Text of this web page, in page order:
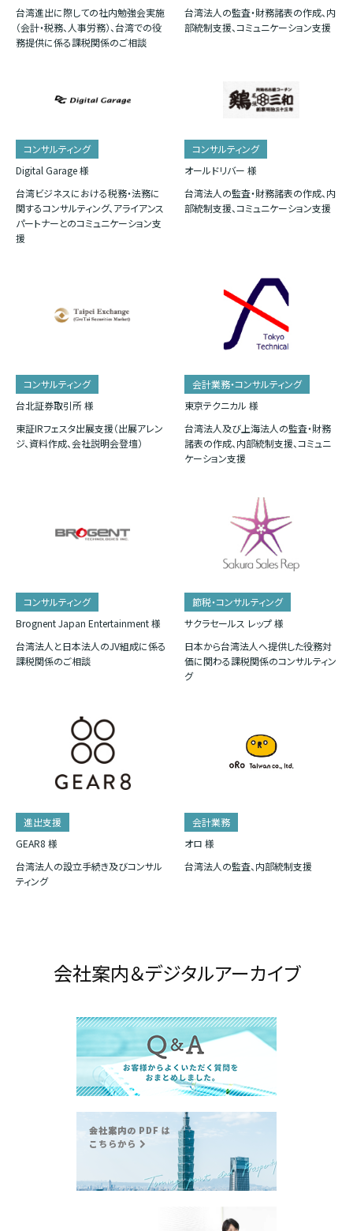
台湾進出に際しての社内勉強会実施
（会計・税務、人事労務）、台湾での役
務提供に係る課税関係のご相談
台湾法人の監査・財務諸表の作成、内
部統制支援、コミュニケーション支援
コンサルティング
Digital Garage 様
台湾ビジネスにおける税務・法務に
関するコンサルティング、アライアンス
パートナーとのコミュニケーション支
援
コンサルティング
オールドリバー 様
台湾法人の監査・財務諸表の作成、内
部統制支援、コミュニケーション支援
コンサルティング
台北証券取引所 様
東証IRフェスタ出展支援（出展アレン
ジ、資料作成、会社説明会登壇）
会計業務・コンサルティング
東京テクニカル 様
台湾法人及び上海法人の監査・財務
諸表の作成、内部統制支援、コミュニ
ケーション支援
コンサルティング
Brognent Japan Entertainment 様
台湾法人と日本法人のJV組成に係る
課税関係のご相談
節税・コンサルティング
サクラセールス レップ 様
日本から台湾法人へ提供した役務対
価に関わる課税関係のコンサルティン
グ
進出支援
GEAR8 様
台湾法人の設立手続き及びコンサル
ティング
会計業務
オロ 様
台湾法人の監査、内部統制支援
会社案内＆デジタルアーカイブ